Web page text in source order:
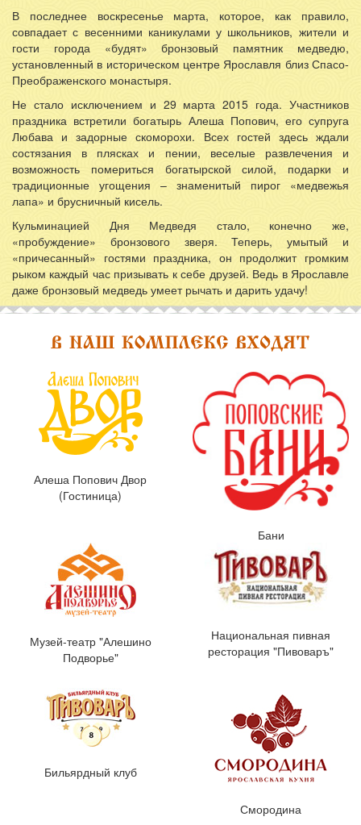
В последнее воскресенье марта, которое, как правило,
совпадает с весенними каникулами у школьников, жители и
гости города «будят» бронзовый памятник медведю,
установленный в историческом центре Ярославля близ Спасо-
Преображенского монастыря.
Не стало исключением и 29 марта 2015 года. Участников
праздника встретили богатырь Алеша Попович, его супруга
Любава и задорные скоморохи. Всех гостей здесь ждали
состязания в плясках и пении, веселые развлечения и
возможность помериться богатырской силой, подарки и
традиционные угощения – знаменитый пирог «медвежья
лапа» и брусничный кисель.
Кульминацией Дня Медведя стало, конечно же,
«пробуждение» бронзового зверя. Теперь, умытый и
«причесанный» гостями праздника, он продолжит громким
рыком каждый час призывать к себе друзей. Ведь в Ярославле
даже бронзовый медведь умеет рычать и дарить удачу!
Алеша Попович Двор
(Гостиница)
Бани
Музей-театр "Алешино
Подворье"
Национальная пивная
ресторация "Пивоваръ"
Бильярдный клуб
Смородина